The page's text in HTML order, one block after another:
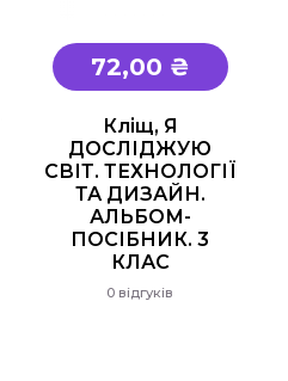
72,00 ₴
Кліщ, Я
ДОСЛІДЖУЮ
СВІТ. ТЕХНОЛОГІЇ
ТА ДИЗАЙН.
АЛЬБОМ-
ПОСІБНИК. 3
КЛАС
0 відгуків